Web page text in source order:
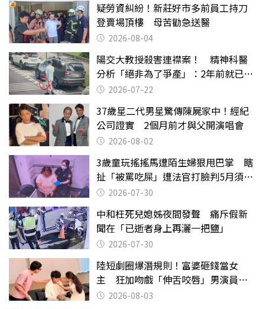
疑勞資糾紛！新莊好市多前員工持刀
登賣場頂樓 母苦勸急送醫
2026-08-04
陽交大教授殺害連襟案！ 精神科醫
分析「絕非為了爭產」：2年前就已言
行詭異
2026-07-22
37歲星二代男星驚傳陳屍家中！經紀
公司證實 2個月前才與父開演唱會
2026-08-02
3歲童玩搖搖馬遭陌生婦狠甩巴掌 瞎
扯「被罵吃屎」遭法官打臉判5月須入
監 2026-07-30
中和枉死兒媳姊夜間發聲 痛斥假新
聞在「已逝者身上再灑一把鹽」
2026-07-30
陸短劇圈爆潛規則！富婆砸錢當女
主 狂加吻戲「伸舌咬唇」男演員崩
潰 2026-08-03